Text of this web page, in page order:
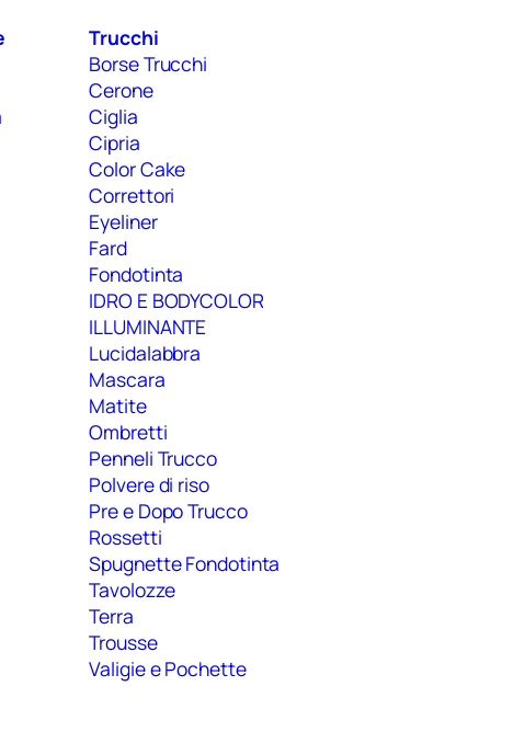
Trucchi
Borse Trucchi
Cerone
Ciglia
Cipria
Color Cake
Correttori
Eyeliner
Fard
Fondotinta
IDRO E BODYCOLOR
ILLUMINANTE
Lucidalabbra
Mascara
Matite
Ombretti
Penneli Trucco
Polvere di riso
Pre e Dopo Trucco
Rossetti
Spugnette Fondotinta
Tavolozze
Terra
Trousse
Valigie e Pochette